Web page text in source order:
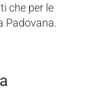
che per le
Padovana.